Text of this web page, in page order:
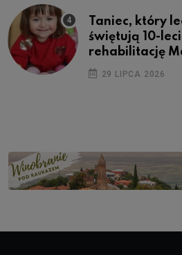
Taniec, który
świętują 10-
rehabilitację
29 LIPCA 2026